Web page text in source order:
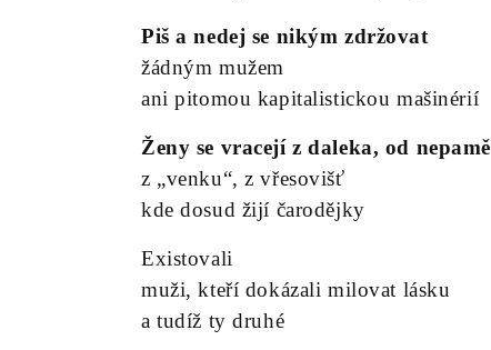
Piš a nedej se nikým zdržovat
žádným mužem
ani pitomou kapitalistickou mašinérií
Ženy se vracejí z daleka, od
z „venku“, z vřesovišť
kde dosud žijí čarodějky
Existovali
muži, kteří dokázali milovat lásku
a tudíž ty druhé